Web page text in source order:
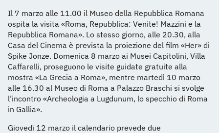
Il 7 marzo alle 11.00 il Museo della Repubblica Romana
ospita la visita «Roma, Repubblica: Venite! Mazzini e la
Repubblica Romana». Lo stesso giorno, alle 20.30, alla
Casa del Cinema è prevista la proiezione del film «Her» di
Spike Jonze. Domenica 8 marzo ai Musei Capitolini, Villa
Caffarelli, proseguono le visite guidate gratuite alla
mostra «La Grecia a Roma», mentre martedì 10 marzo
alle 16.30 al Museo di Roma a Palazzo Braschi si svolge
l’incontro «Archeologia a Lugdunum, lo specchio di Roma
in Gallia».
Giovedì 12 marzo il calendario prevede due